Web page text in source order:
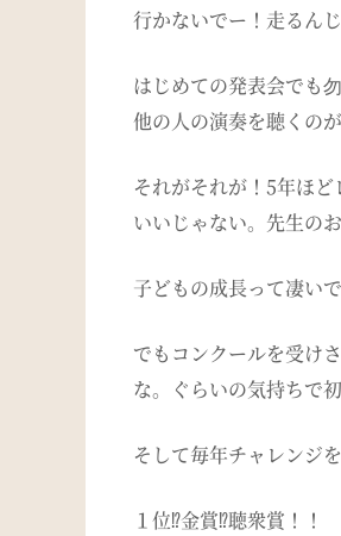
行かないでー！走るん
はじめての発表会でも
他の人の演奏を聴くの
それがそれが！ 5年ほど
いいじゃない。先生の
子どもの成長って凄いで
でもコンクールを受け
な。ぐらいの気持ちで
そして毎年チャレンジ
１位⁉︎金賞⁉︎聴衆賞！！